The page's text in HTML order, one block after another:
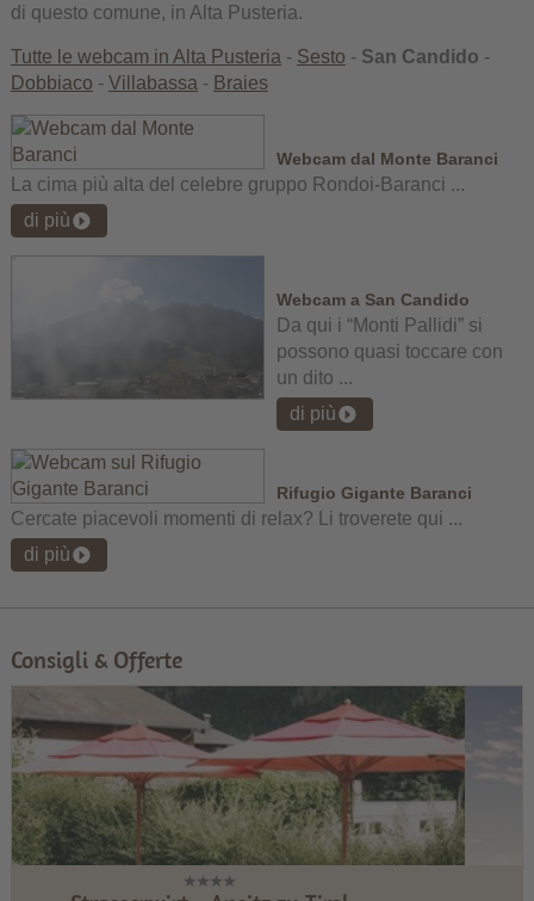
di questo comune, in Alta Pusteria.
Tutte le webcam in Alta Pusteria - Sesto - San Candido -
Dobbiaco - Villabassa - Braies
Webcam dal Monte Baranci
La cima più alta del celebre gruppo Rondoi-Baranci ...
di più
Webcam a San Candido
Da qui i “Monti Pallidi” si
possono quasi toccare con
un dito ...
di più
Rifugio Gigante Baranci
Cercate piacevoli momenti di relax? Li troverete qui ...
di più
Consigli & Offerte